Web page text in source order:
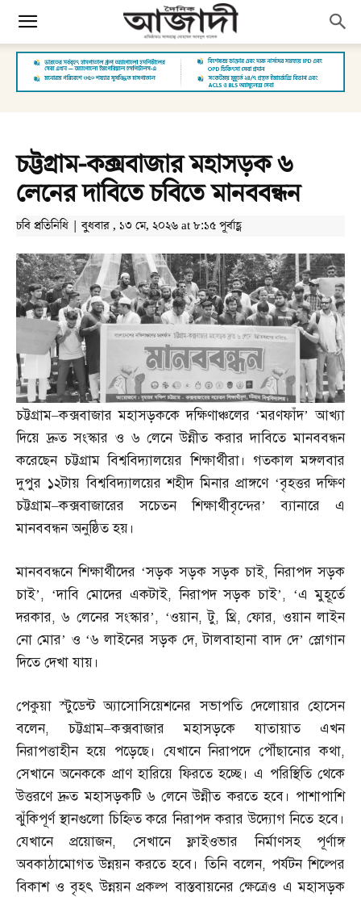
চট্টগ্রাম-কক্সবাজার মহাসড়ক ৬
লেনের দাবিতে চবিতে মানববন্ধন
চবি প্রতিনিধি | বুধবার , ১৩ মে, ২০২৬ at ৮:১৫ পূর্বাহ্ণ
চট্টগ্রাম–কক্সবাজার মহাসড়ককে দক্ষিণাঞ্চলের ‘মরণফাঁদ’ আখ্যা
দিয়ে দ্রুত সংস্কার ও ৬ লেনে উন্নীত করার দাবিতে মানববন্ধন
করেছেন চট্টগ্রাম বিশ্ববিদ্যালয়ের শিক্ষার্থীরা। গতকাল মঙ্গলবার
দুপুর ১২টায় বিশ্ববিদ্যালয়ের শহীদ মিনার প্রাঙ্গণে ‘বৃহত্তর দক্ষিণ
চট্টগ্রাম–কক্সবাজারের সচেতন শিক্ষার্থীবৃন্দের’ ব্যানারে এ
মানববন্ধন অনুষ্ঠিত হয়।
মানববন্ধনে শিক্ষার্থীদের ‘সড়ক সড়ক সড়ক চাই,নিরাপদ সড়ক
চাই’, ‘দাবি মোদের একটাই,নিরাপদ সড়ক চাই’, ‘এ মুহূর্তে
দরকার,৬ লেনের সংস্কার’, ‘ওয়ান,টু,থ্রি,ফোর, ওয়ান লাইন
নো মোর’ ও ‘৬ লাইনের সড়ক দে,টালবাহানা বাদ দে’ স্লোগান
দিতে দেখা যায়।
পেকুয়া স্টুডেন্ট অ্যাসোসিয়েশনের সভাপতি দেলোয়ার হোসেন
বলেন,চট্টগ্রাম–কক্সবাজার মহাসড়কে যাতায়াত এখন
নিরাপত্তাহীন হয়ে পড়েছে। যেখানে নিরাপদে পৌঁছানোর কথা,
সেখানে অনেককে প্রাণ হারিয়ে ফিরতে হচ্ছে। এ পরিস্থিতি থেকে
উত্তরণে দ্রুত মহাসড়কটি ৬ লেনে উন্নীত করতে হবে। পাশাপাশি
ঝুঁকিপূর্ণ স্থানগুলো চিহ্নিত করে নিরাপদ করার উদ্যোগ নিতে হবে।
যেখানে প্রয়োজন, সেখানে ফ্লাইওভার নির্মাণসহ পূর্ণাঙ্গ
অবকাঠামোগত উন্নয়ন করতে হবে। তিনি বলেন, পর্যটন শিল্পের
বিকাশ ও বৃহৎ উন্নয়ন প্রকল্প বাস্তবায়নের ক্ষেত্রেও এ মহাসড়ক